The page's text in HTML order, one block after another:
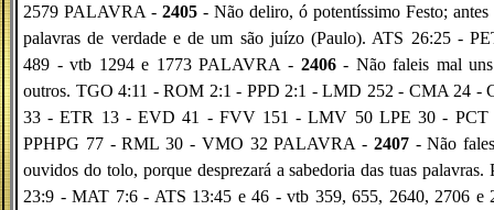
2579 PALAVRA - 2405 - Não deliro, ó potentíssimo Festo; antes
palavras de verdade e de um são juízo (Paulo). ATS 26:25 -
489 - vtb 1294 e 1773 PALAVRA - 2406- Não faleis mal
outros. TGO 4:11 - ROM 2:1 - PPD 2:1 - LMD 252 - CMA 24 -
33 - ETR 13 - EVD 41 - FVV 151 - LMV 50 LPE 30 - PCT
PPHPG 77 - RML 30 - VMO 32 PALAVRA - 2407- Não
ouvidos do tolo, porque desprezará a sabedoria das tuas palavras.
23:9 - MAT 7:6 - ATS 13:45 e 46 - vtb 359, 655, 2640, 2706 e